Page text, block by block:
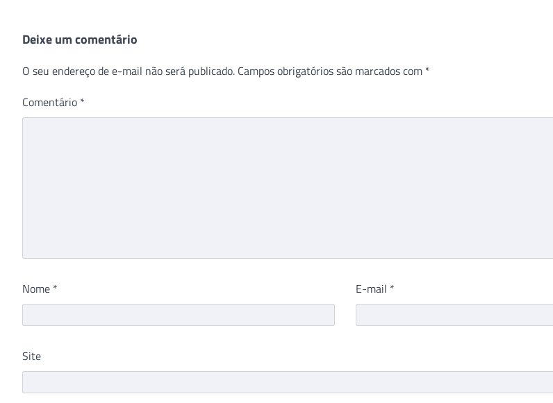
Deixe um comentário
O seu endereço de e-mail não será publicado. Campos obrigatórios são marcados com *
Comentário *
Nome * E-mail *
Site